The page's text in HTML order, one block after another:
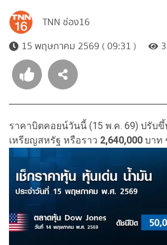
TNN ช่อง16
15 พฤษภาคม 2569 ( 09:31 )
ราคาบิตคอยน์วันนี้ (15 พ.ค. 69) ปรับขึ้
เหรียญสหรัฐ หรือราว 2,640,000 บาท